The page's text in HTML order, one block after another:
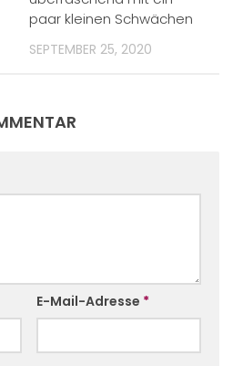
paar kleinen Schwächen
SEPTEMBER 25, 2020
E-Mail-Adresse *